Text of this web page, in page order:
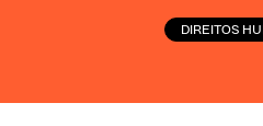
DIREITOS